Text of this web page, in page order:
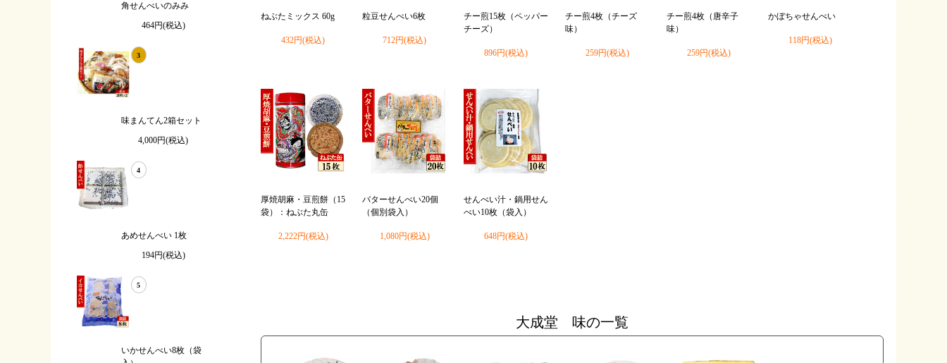
角せんべいのみみ
464円(税込)
3
味まんてん2箱セット
4,000円(税込)
4
あめせんべい 1枚
194円(税込)
5
いかせんべい8枚（袋
ねぶたミックス 60g
432円(税込)
粒豆せんべい6枚
712円(税込)
チー煎15枚（ペッパー
チーズ）
896円(税込)
チー煎4枚（チーズ
味）
259円(税込)
チー煎4枚（唐辛子
味）
259円(税込)
かぼちゃせんべい
118円(税込)
厚焼胡麻・豆煎餅（15
袋）：ねぶた丸缶
2,222円(税込)
バターせんべい20個
（個別袋入）
1,080円(税込)
せんべい汁・鍋用せん
べい10枚（袋入）
648円(税込)
大成堂 味の一覧